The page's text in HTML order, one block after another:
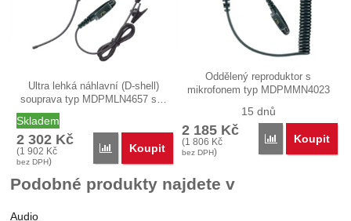
Ultra lehká náhlavní (D-shell)
souprava typ MDPMLN4657 s…
Skladem
2 302 Kč
(1 902 Kč
bez DPH)
Porovnat
Koupit
Oddělený reproduktor s
mikrofonem typ MDPMMN4023
15 dnů
2 185 Kč
(1 806 Kč
bez DPH)
Porovnat
Koupit
Podobné produkty najdete v
Audio